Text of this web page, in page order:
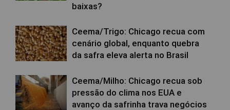
baixas?
Ceema/Trigo: Chicago recua com
cenário global, enquanto quebra
da safra eleva alerta no Brasil
Ceema/Milho: Chicago recua sob
pressão do clima nos EUA e
avanço da safrinha trava negócios